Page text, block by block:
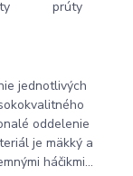
jednotlivých
oddelenie
je mäkký a
háčikmi...